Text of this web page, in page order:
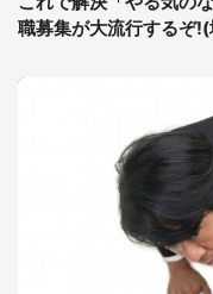
職募集が大流行するぞ